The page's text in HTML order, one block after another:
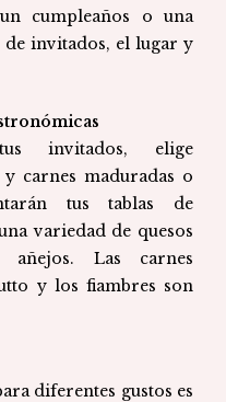
cumpleaños o una
invitados, el lugar y
invitados, elige
carnes maduradas o
tus tablas de
variedad de quesos
Las carnes
y los fiambres son
diferentes gustos es